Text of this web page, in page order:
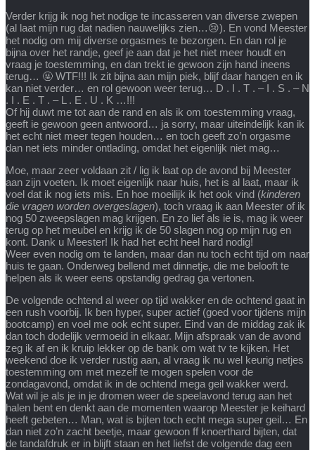
Verder krijg ik nog het nodige te incasseren van diverse zwepen
(al laat mijn rug dat nadien nauwelijks zien…😢). En vond Meester
het nodig om mij diverse orgasmes te bezorgen. En dan rol je
bijna over het randje, geef je aan dat je het niet meer houdt en
vraag je toestemming, en dan trekt ie gewoon zijn hand ineens
terug… 🤬 WTF!!! Ik zit bijna aan mijn piek, blijf daar hangen en ik
kan niet verder… en rol gewoon weer terug… D . I . T . – I . S . – N
. I . E . T . – L . E . U . K …!!!
Of hij duwt me tot aan de rand en als ik om toestemming vraag,
geeft ie gewoon geen antwoord… ja sorry, maar uiteindelijk kan ik
het echt niet meer tegen houden… en toch geeft zo’n orgasme
dan net iets minder ontlading, omdat het eigenlijk niet mag…
Moe, maar zeer voldaan zit / lig ik laat op de avond bij Meester
aan zijn voeten. Ik moet eigenlijk naar huis, het is al laat, maar ik
voel dat ik nog iets mis. En hoe moeilijk ik het ook vind (kinderen
die vragen worden overgeslagen), toch vraag ik aan Meester of ik
nog 50 zweepslagen mag krijgen. En zo lief als ie is, mag ik weer
terug op het meubel en krijg ik de 50 slagen nog op mijn rug en
kont. Dank u Meester! Ik had het echt heel hard nodig!
Weer even nodig om te landen, maar dan nu toch echt tijd om naar
huis te gaan. Onderweg bellend met dinnetje, die me belooft te
helpen als ik weer eens opstandig gedrag ga vertonen.
De volgende ochtend al weer op tijd wakker en de ochtend gaat in
een rush voorbij. Ik ben hyper, super actief (goed voor tijdens mijn
bootcamp) en voel me ook echt super. Eind van de middag zak ik
dan toch dodelijk vermoeid in elkaar. Mijn afspraak van de avond
zeg ik af en ik kruip lekker op de bank om wat tv te kijken. Het
weekend doe ik verder rustig aan, al vraag ik nu wel keurig netjes
toestemming om met mezelf te mogen spelen voor de
zondagavond, omdat ik in de ochtend mega geil wakker werd.
Wat wil je als je in je dromen weer de speelavond terug aan het
halen bent en denkt aan de momenten waarop Meester je keihard
heeft gebeten… Man, wat is bijten toch echt mega super geil… En
dan niet zo’n zacht beetje, maar gewoon ff knoerthard bijten, dat
de tandafdruk er in blijft staan en het liefst de volgende dag een